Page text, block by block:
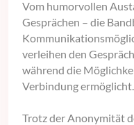
Vom humorvollen
Gesprächen – die
verleihen den
während die
Verbindung ermöglicht.
Trotz der Anonymität